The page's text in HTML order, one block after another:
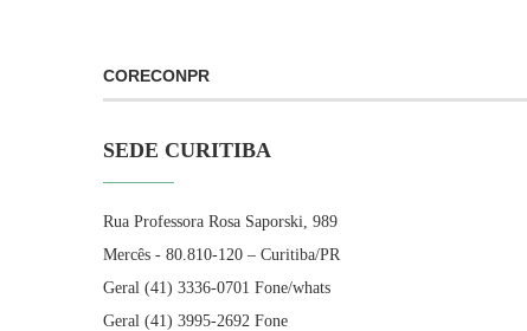
CORECONPR
SEDE CURITIBA
Rua Professora Rosa Saporski, 989
Mercês - 80.810-120 – Curitiba/PR
Geral (41) 3336-0701 Fone/whats
Geral (41) 3995-2692 Fone